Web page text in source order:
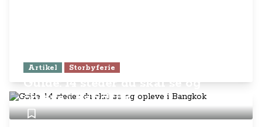
Artikel Storbyferie
Guide: 14 steder du skal se og
opleve i Bangkok